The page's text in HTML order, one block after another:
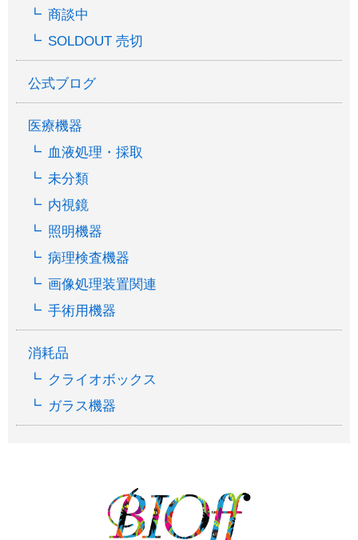
商談中
SOLDOUT 売切
公式ブログ
医療機器
血液処理・採取
未分類
内視鏡
照明機器
病理検査機器
画像処理装置関連
手術用機器
消耗品
クライオボックス
ガラス機器